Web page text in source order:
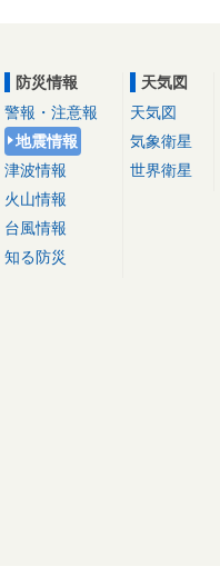
防災情報
警報・注意報
地震情報
津波情報
火山情報
台風情報
知る防災
天気図
天気図
気象衛星
世界衛星